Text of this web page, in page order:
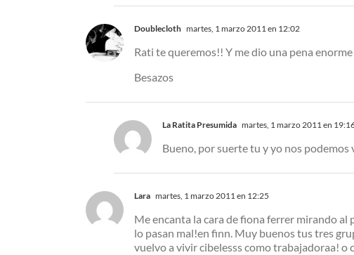
Doublecloth martes, 1 marzo 2011 en 12:02
Rati te queremos!! Y me dio una pena
Besazos
La Ratita Presumida martes, 1 marzo 2011 en
Bueno, por suerte tu y yo nos
Lara martes, 1 marzo 2011 en 12:25
Me encanta la cara de fiona ferrer mirando
lo pasan mal!en finn. Muy buenos tus tres
vuelvo a vivir cibelesss como trabajadoraa! o